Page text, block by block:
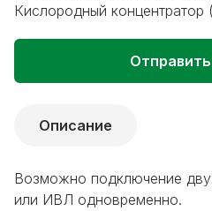
Кислородный
Описание
Возможно подключение
или ИВЛ одновременно.